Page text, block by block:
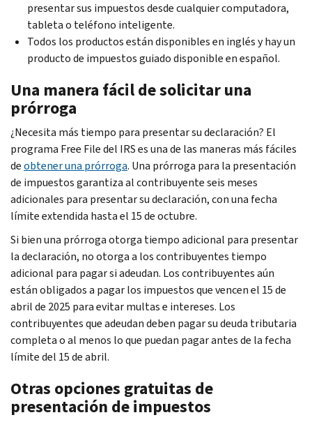
presentar sus impuestos desde cualquier computadora,
tableta o teléfono inteligente.
Todos los productos están disponibles en inglés y hay un
producto de impuestos guiado disponible en español.
Una manera fácil de solicitar una
prórroga
¿Necesita más tiempo para presentar su declaración? El
programa Free Filedel IRS es una de las maneras más fáciles
deobtener una prórroga. Una prórroga para la presentación
de impuestos garantiza al contribuyente seis meses
adicionales para presentar su declaración, con una fecha
límite extendida hasta el 15 de octubre.
Si bien una prórroga otorga tiempo adicional para presentar
la declaración, no otorga a los contribuyentes tiempo
adicional para pagar si adeudan. Los contribuyentes aún
están obligados a pagar los impuestos que vencen el 15 de
abril de 2025 para evitar multas e intereses. Los
contribuyentes que adeudan deben pagar su deuda tributaria
completa o al menos lo que puedan pagar antes de la fecha
límite del 15 de abril.
Otras opciones gratuitas de
presentación de impuestos